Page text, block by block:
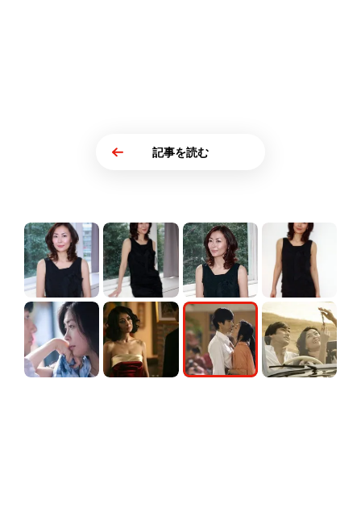
記事を読む